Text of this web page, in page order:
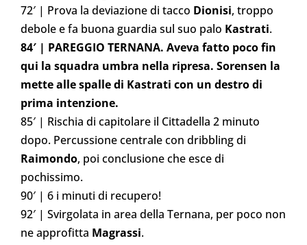
72′ | Prova la deviazione di tacco Dionisi, troppo
debole e fa buona guardia sul suo palo Kastrati.
84′ | PAREGGIO TERNANA. Aveva fatto poco fin
qui la squadra umbra nella ripresa. Sorensen la
mette alle spalle di Kastrati con un destro di
prima intenzione.
85′ | Rischia di capitolare il Cittadella 2 minuto
dopo. Percussione centrale con dribbling di
Raimondo, poi conclusione che esce di
pochissimo.
90′ | 6 i minuti di recupero!
92′ | Svirgolata in area della Ternana, per poco non
ne approfitta Magrassi.